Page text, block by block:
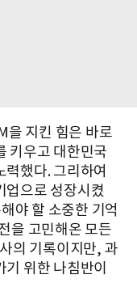
을 지킨 힘은 바로
키우고 대한민국
했다. 그리하여
업으로 성장시켰
야 할 소중한 기억
을 고민해온 모든
의 기록이지만, 과
위한 나침반이